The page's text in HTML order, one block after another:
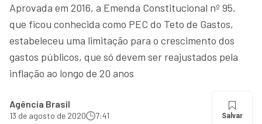
Aprovada em 2016, a Emenda Constitucional nº 95,
que ficou conhecida como PEC do Teto de Gastos,
estabeleceu uma limitação para o crescimento dos
gastos públicos, que só devem ser reajustados pela
inflação ao longo de 20 anos
Agência Brasil
13 de agosto de 2020 7:41 Salvar